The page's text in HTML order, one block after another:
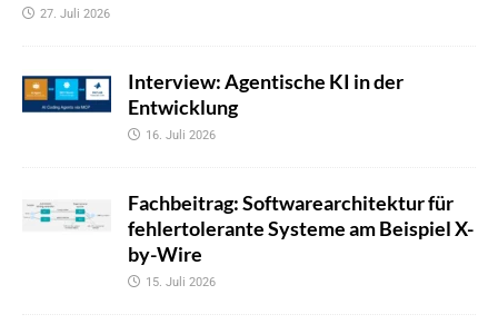
27. Juli 2026
Interview: Agentische KI in der
Entwicklung
16. Juli 2026
Fachbeitrag: Softwarearchitektur für
fehlertolerante Systeme am Beispiel X-
by-Wire
15. Juli 2026